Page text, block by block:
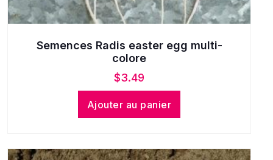
Semences Radis easter egg multi-
colore
$3.49
Ajouter au panier